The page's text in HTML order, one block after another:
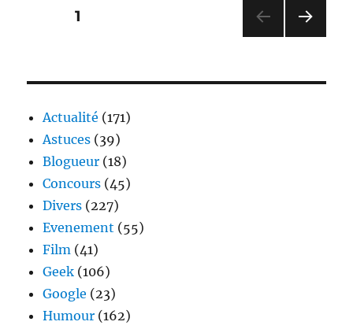
Pagination
publications
PAGE1
ANT
Actualité (171)
Astuces (39)
Blogueur (18)
Concours (45)
Divers (227)
Evenement (55)
Film (41)
Geek (106)
Google (23)
Humour (162)